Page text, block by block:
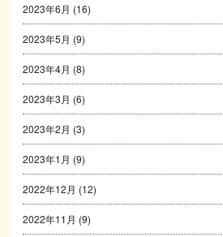
2023年6月 (16)
2023年5月 (9)
2023年4月 (8)
2023年3月 (6)
2023年2月 (3)
2023年1月 (9)
2022年12月 (12)
2022年11月 (9)